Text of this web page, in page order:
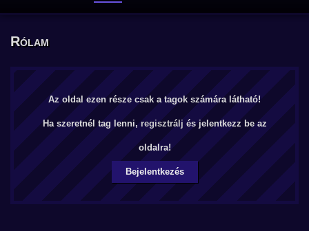
Rólam
Az oldal ezen része csak a tagok számára látható!
Ha szeretnél tag lenni, regisztrálj és jelentkezz be az
oldalra!
Bejelentkezés